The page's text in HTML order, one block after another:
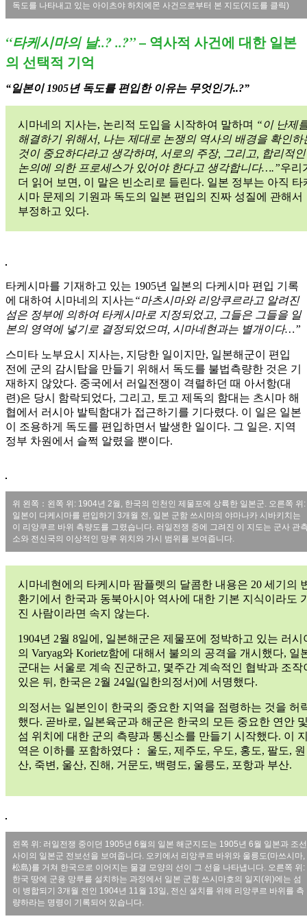
독도를 나타내고 있는 아이츠야 하치에몬 사건으로부터 본 지도(지도를 클릭)
“타케시마의 날..? ..?”– 역사적 사건에 대한 일본
의 선택적 기억
“일본이 1905년 독도를 편입한 이유는 무엇인가..?”
시마네의 지사는, 논리적 도입을 시작하여 말하며 “이 난제
해결하기 위해서, 나는 제대로 논쟁의 역사의 배경을 확인하
것이 중요하다라고 생각하며, 서로의 주장, 그리고, 합리적인
논의에 의한 프로세스가 있어야 한다고 생각합니다….”우리
더 읽어 보면, 이 말은 빈소리로 들린다. 일본 정부는 아직 타
시마 문제의 기원과 독도의 일본 편입의 진짜 성질에 관해서
부정하고 있다.
타케시마를 기재하고 있는 1905년 일본의 다케시마 편입 기록
에 대하여 시마네의 지사는“마츠시마와 리앙쿠르라고 알려진
섬은 정부에 의하여 타케시마로 지정되었고, 그들은 그들을 일
본의 영역에 넣기로 결정되었으며, 시마네현과는 별개이다…”
스미타 노부요시 지사는, 지당한 일이지만, 일본해군이 편입
전에 군의 감시탑을 만들기 위해서 독도를 불법측량한 것은 기
재하지 않았다. 중국에서 러일전쟁이 격렬하던 때 아서항(대
련)은 당시 함락되었다, 그리고, 토고 제독의 함대는 츠시마 해
협에서 러시아 발틱함대가 접근하기를 기다렸다. 이 일은 일본
이 조용하게 독도를 편입하면서 발생한 일이다. 그 일은. 지역
정부 차원에서 슬쩍 알렸을 뿐이다.
위 왼쪽：왼쪽 위: 1904년 2월, 한국의 인천인 제물포에 상륙한 일본군. 오른쪽 위:
일본이 다케시마를 편입하기 3개월 전, 일본 군함 쓰시마의 야마나카 시바키치는
이 리앙쿠르 바위 측량도를 그렸습니다. 러일전쟁 중에 그려진 이 지도는 군사 관
소와 전신국의 이상적인 망루 위치와 가시 범위를 보여줍니다.
시마네현에의 타케시마 팜플렛의 달콤한 내용은 20 세기의
환기에서 한국과 동북아시아 역사에 대한 기본 지식이라도
진 사람이라면 속지 않는다.
1904년 2월 8일에, 일본해군은 제물포에 정박하고 있는 러시
의 Varyag와 Korietz함에 대해서 불의의 공격을 개시했다, 일
군대는 서울로 계속 진군하고, 몇주간 계속적인 협박과 조작
있은 뒤, 한국은 2월 24일(일한의정서)에 서명했다.
의정서는 일본인이 한국의 중요한 지역을 점령하는 것을 허
했다. 곧바로, 일본육군과 해군은 한국의 모든 중요한 연안
섬 위치에 대한 군의 측량과 통신소를 만들기 시작했다. 이
역은 이하를 포함하였다： 울도, 제주도, 우도, 홍도, 팔도, 원
산, 죽변, 울산, 진해, 거문도, 백령도, 울릉도, 포항과 부산.
왼쪽 위: 러일전쟁 중이던 1905년 6월의 일본 해군지도는 1905년 6월 일본과 조선
사이의 일본군 전보선을 보여줍니다. 오키에서 리앙쿠르 바위와 울릉도(마쓰시마,
松島)를 거쳐 한국으로 이어지는 물결 모양의 선이 그 선을 나타냅니다. 오른쪽 위:
한국 땅에 군용 망루를 설치하는 과정에서 일본 군함 쓰시마호의 일지(위)에는 섬
이 병합되기 3개월 전인 1904년 11월 13일, 전신 설치를 위해 리앙쿠르 바위를 측
량하라는 명령이 기록되어 있습니다.